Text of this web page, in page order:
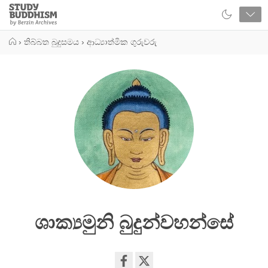
Close
Study
Buddhism
› තිබ්බත බුදුසමය › ආධ්‍යාත්මික ගුරුවරු
ශාක්‍යමුනි බුදුන්වහන්සේ